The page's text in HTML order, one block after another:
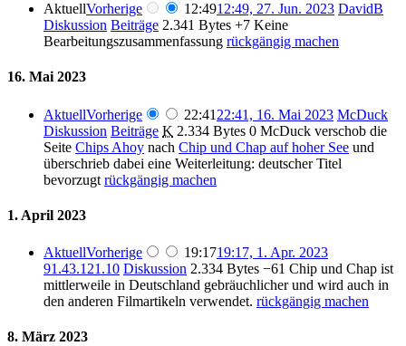
AktuellVorherige 12:4912:49, 27. Jun. 2023 DavidB
Diskussion Beiträge 2.341 Bytes +7 Keine
Bearbeitungszusammenfassung rückgängig machen
16. Mai 2023
AktuellVorherige 22:41 22:41, 16. Mai 2023 McDuck
Diskussion Beiträge K 2.334 Bytes 0 McDuck verschob die
Seite Chips Ahoy nach Chip und Chap auf hoher See und
überschrieb dabei eine Weiterleitung: deutscher Titel
bevorzugt rückgängig machen
1. April 2023
AktuellVorherige 19:1719:17, 1. Apr. 2023
91.43.121.10 Diskussion 2.334 Bytes −61 Chip und Chap ist
mittlerweile in Deutschland gebräuchlicher und wird auch in
den anderen Filmartikeln verwendet. rückgängig machen
8. März 2023